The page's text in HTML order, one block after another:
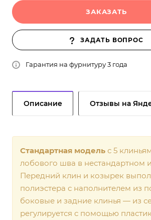
ЗАКАЗАТЬ
ЗАДАТЬ ВОПРОС
Гарантия на фурнитуру 3 года
Описание Отзывы на
Стандартная модель с 5
лобового шва в нестандартном
Передний клин и козырек
полиэстера с наполнителем из
боковые и задние клинья — из
регулируется с помощью